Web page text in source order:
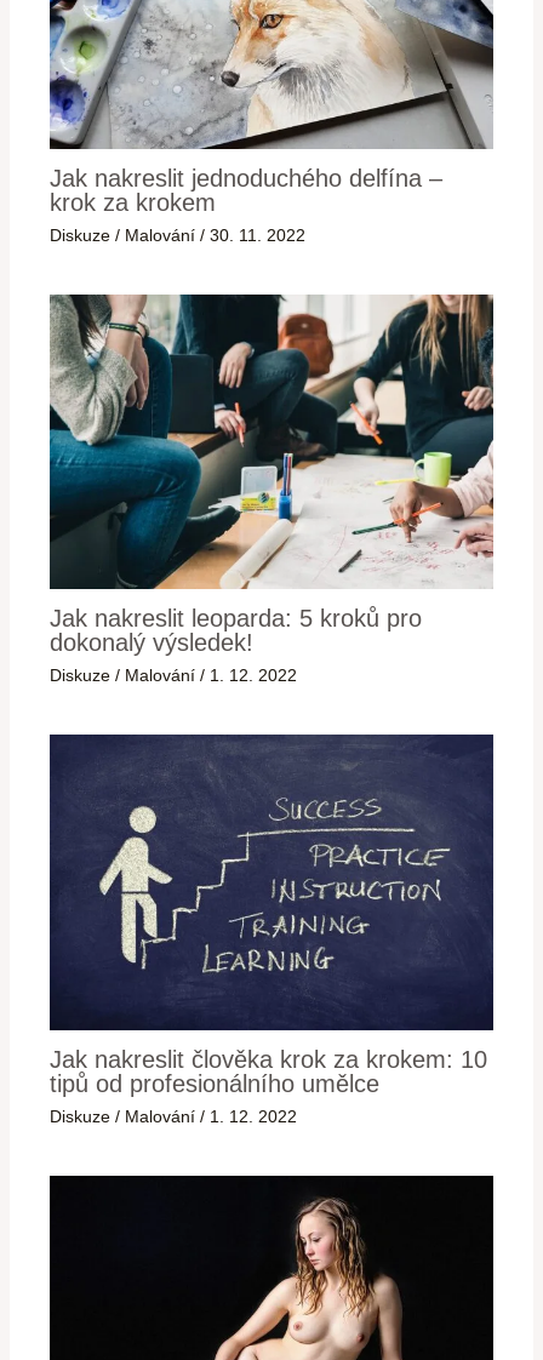
Jak nakreslit jednoduchého delfína –
krok za krokem
Diskuze / Malování /30. 11. 2022
Jak nakreslit leoparda: 5 kroků pro
dokonalý výsledek!
Diskuze / Malování / 1. 12. 2022
Jak nakreslit člověka krok za krokem: 10
tipů od profesionálního umělce
Diskuze / Malování / 1. 12. 2022